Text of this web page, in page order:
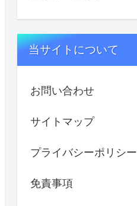
当サイトについて
お問い合わせ
サイトマップ
プライバシーポリシー
免責事項